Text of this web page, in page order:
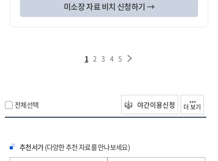
미소장 자료 비치 신청하기 →
1 2 3 4 5
전체선택 야간이용신청 더 보기
추천서가(다양한 추천 자료를 만나보세요)